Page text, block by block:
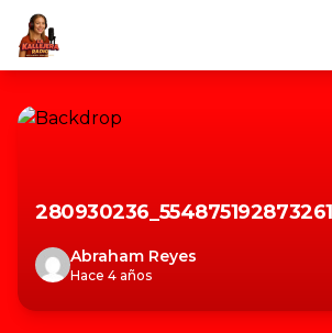
Abraham Reyes
Hace 4 años